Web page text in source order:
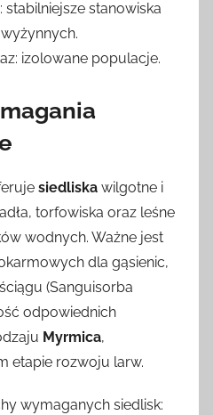
stabilniejsze stanowiska
izolowane populacje.
siedliska wilgotne i
torfowiska oraz leśne
wodnych. Ważne jest
dla gąsienic,
(Sanguisorba
odpowiednich
Myrmica,
etapie rozwoju larw.
wymaganych siedlisk: